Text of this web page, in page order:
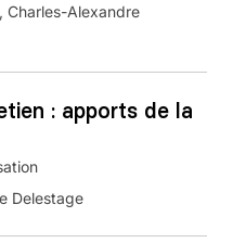
Charles-Alexandre
: apports de la
Delestage